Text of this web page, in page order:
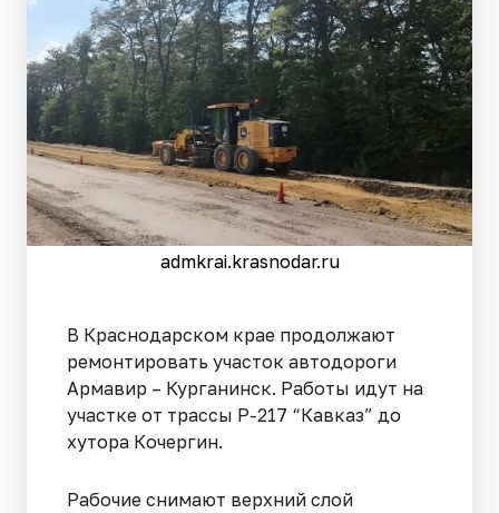
admkrai.krasnodar.ru
В Краснодарском крае продолжают
ремонтировать участок автодороги
Армавир – Курганинск. Работы идут на
участке от трассы Р-217 “Кавказ” до
хутора Кочергин.
Рабочие снимают верхний слой